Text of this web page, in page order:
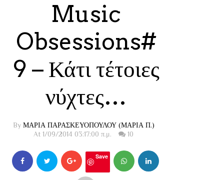
Music
Obsessions#
9 – Κάτι τέτοιες
νύχτες…
By ΜΑΡΙΑ ΠΑΡΑΣΚΕΥΟΠΟΥΛΟΥ (ΜΑΡΙΑ Π.)
At 1/09/2014 03:17:00 π.μ.
10
Save